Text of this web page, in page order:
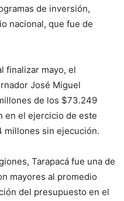
de inversión,
nacional, que fue de
finalizar mayo, el
José Miguel
de los $73.249
en el ejercicio de este
millones sin ejecución.
Tarapacá fue una de
mayores al promedio
del presupuesto en el